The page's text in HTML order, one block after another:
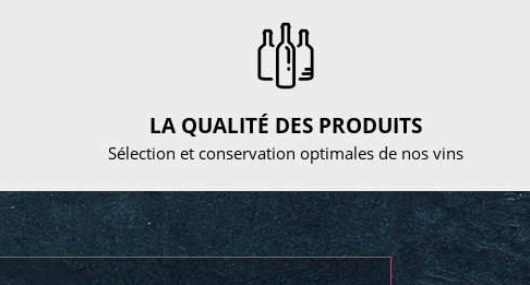
LA QUALITÉ DES PRODUITS
Sélection et conservation optimales de nos vins